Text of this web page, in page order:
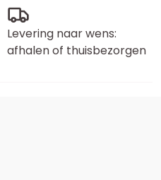
Levering naar wens:
afhalen of thuisbezorgen